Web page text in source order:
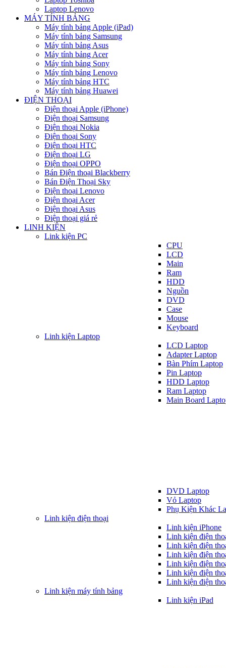
Laptop Lenovo
MÁY TÍNH BẢNG
Máy tính bảng Apple (iPad)
Máy tính bảng Samsung
Máy tính bảng Asus
Máy tính bảng Acer
Máy tính bảng Sony
Máy tính bảng Lenovo
Máy tính bảng HTC
Máy tính bảng Huawei
ĐIỆN THOẠI
Điện thoại Apple (iPhone)
Điện thoại Samsung
Điện thoại Nokia
Điện thoại Sony
Điện thoại HTC
Điện thoại LG
Điện thoại OPPO
Bán Điện thoại Blackberry
Bán Điện Thoại Sky
Điện thoại Lenovo
Điện thoại Acer
Điện thoại Asus
Điện thoại giá rẻ
LINH KIỆN
Link kiện PC
CPU
LCD
Main
Ram
HDD
Nguồn
DVD
Case
Mouse
Keyboard
Linh kiện Laptop
LCD Laptop
Adapter Laptop
Bàn Phím Laptop
Pin Laptop
HDD Laptop
Ram Laptop
Main Board
DVD Laptop
Vỏ Laptop
Phụ Kiện Khác
Linh kiện điện thoại
Linh kiện iPhone
Linh kiện điện
Linh kiện điện
Linh kiện điện
Linh kiện điện
Linh kiện điện
Linh kiện điện
Linh kiện máy tính bảng
Linh kiện iPad